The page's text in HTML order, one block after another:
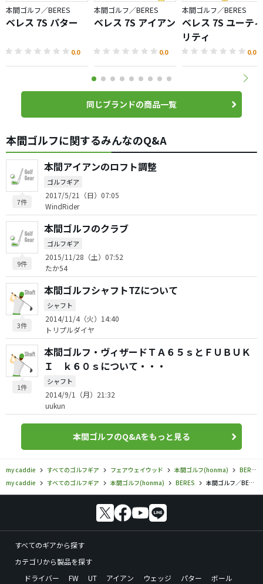
本間ゴルフ／BERES
ベレス 7S パター
0.0
本間ゴルフ／BERES
ベレス 7S アイアン
0.0
本間ゴルフ／BERES
ベレス 7S ユーティ
リティ
0.0
同じブランドの商品一覧
本間ゴルフに関するみんなのQ&A
7件
本間アイアンのロフト調整
ゴルフギア
2017/5/21（日）07:05
WindRider
9件
本間ゴルフのクラブ
ゴルフギア
2015/11/28（土）07:52
たか54
3件
本間ゴルフシャフトTZについて
シャフト
2014/11/4（火）14:40
トリプルダイヤ
1件
本間ゴルフ・ヴィザードＴＡ６５ｓとＦＵＢＵＫ
Ｉ ｋ６０ｓについて・・・
シャフト
2014/9/1（月）21:32
uukun
本間ゴルフのQ&Aをもっと見る
my caddie すべてのゴルフギア フェアウェイウッド 本間ゴルフ(honma)
BERES
my caddie
すべてのゴルフギア 本間ゴルフ(honma) BERES 本間ゴルフ／BERES／ベレス レディース 5S フェアウェイウッド（2024）の口コミ評価
すべてのギアから探す
カテゴリから製品を探す
ドライバー
FW UT アイアン ウェッジ パター
ボール